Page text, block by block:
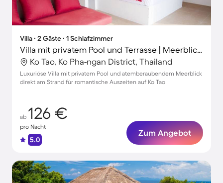
Villa ∙ 2 Gäste ∙ 1 Schlafzimmer
Villa mit privatem Pool und Terrasse | Meerblick | Ideal für Homeoffice
Ko Tao, Ko Pha-ngan District, Thailand
Luxuriöse Villa mit privatem Pool und atemberaubendem Meerblick
direkt am Strand für romantische Auszeiten auf Ko Tao
ab 126 €
pro Nacht
5.0
Zum Angebot